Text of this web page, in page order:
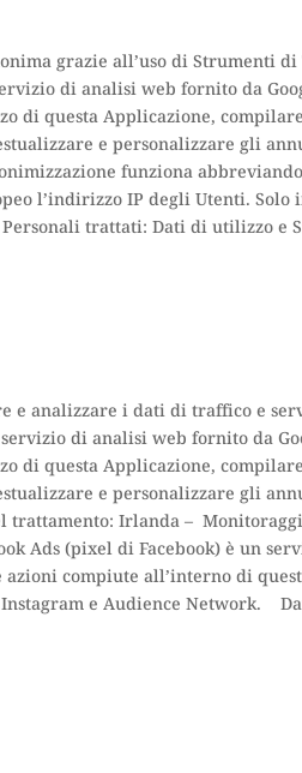
grazie all’uso di Strumenti
di analisi web fornito da
di questa Applicazione,
e personalizzare gli
funziona
l’indirizzo IP degli Utenti. Solo
trattati: Dati di utilizzo e
e analizzare i dati di traffico e
di analisi web fornito da
di questa Applicazione,
e personalizzare gli
Irlanda –
Ads (pixel di Facebook) è un
compiute all’interno di
e Audience Network.